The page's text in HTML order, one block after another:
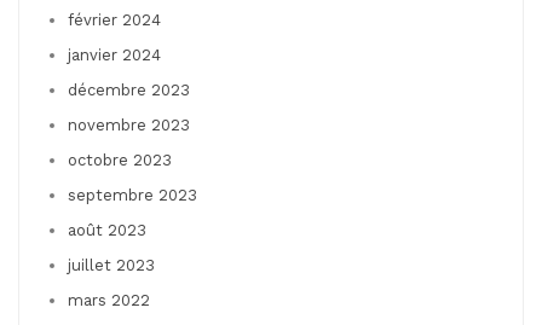
février 2024
janvier 2024
décembre 2023
novembre 2023
octobre 2023
septembre 2023
août 2023
juillet 2023
mars 2022